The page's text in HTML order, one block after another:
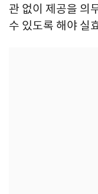
관 없이 제공을 의
수 있도록 해야 실